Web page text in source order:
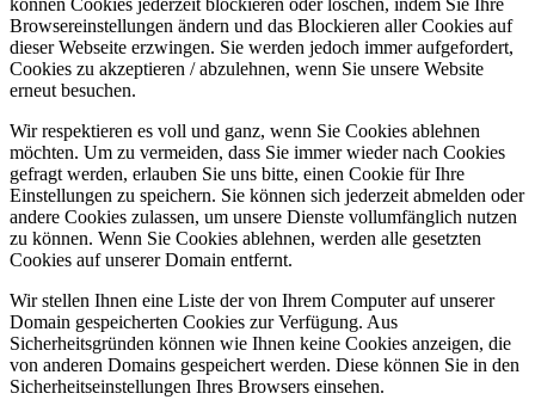
können Cookies jederzeit blockieren oder löschen, indem Sie Ihre
Browsereinstellungen ändern und das Blockieren aller Cookies auf
dieser Webseite erzwingen. Sie werden jedoch immer aufgefordert,
Cookies zu akzeptieren / abzulehnen, wenn Sie unsere Website
erneut besuchen.
Wir respektieren es voll und ganz, wenn Sie Cookies ablehnen
möchten. Um zu vermeiden, dass Sie immer wieder nach Cookies
gefragt werden, erlauben Sie uns bitte, einen Cookie für Ihre
Einstellungen zu speichern. Sie können sich jederzeit abmelden oder
andere Cookies zulassen, um unsere Dienste vollumfänglich nutzen
zu können. Wenn Sie Cookies ablehnen, werden alle gesetzten
Cookies auf unserer Domain entfernt.
Wir stellen Ihnen eine Liste der von Ihrem Computer auf unserer
Domain gespeicherten Cookies zur Verfügung. Aus
Sicherheitsgründen können wie Ihnen keine Cookies anzeigen, die
von anderen Domains gespeichert werden. Diese können Sie in den
Sicherheitseinstellungen Ihres Browsers einsehen.